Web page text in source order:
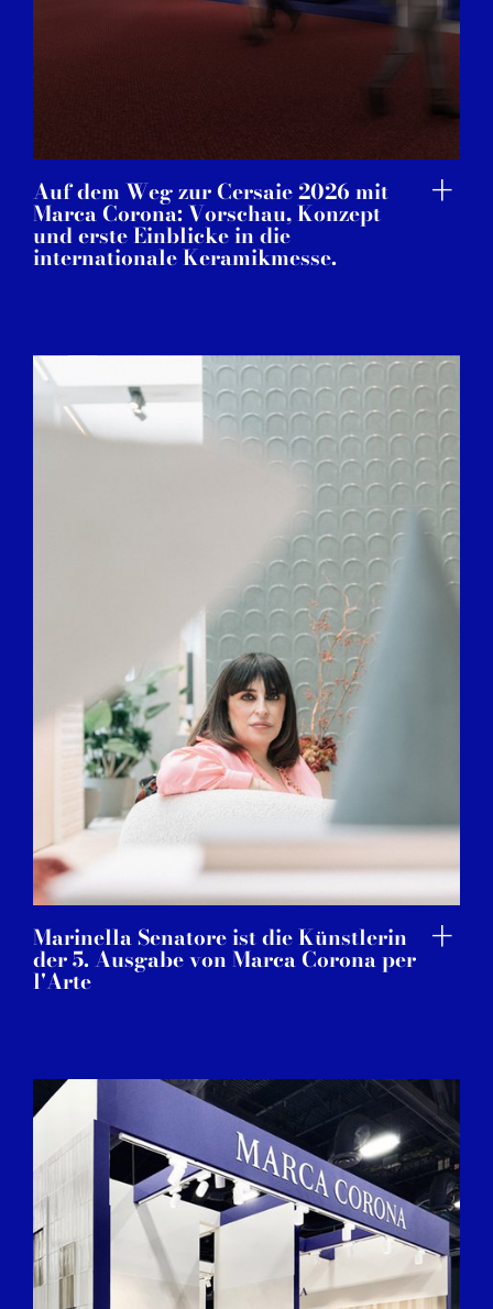
Auf dem Weg zur Cersaie 2026 mit
Marca Corona: Vorschau, Konzept
und erste Einblicke in die
internationale Keramikmesse.
Marinella Senatore ist die Künstlerin
der 5. Ausgabe von Marca Corona per
l'Arte